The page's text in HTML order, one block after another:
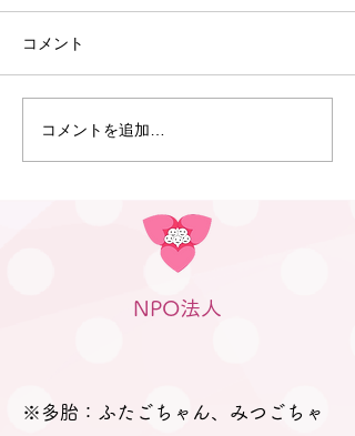
7月9日、Webおしゃべり会を
ふたごママ・パパ・プレママ
が参加されました。 今回も、
間に参加のパパなどが参加さ
れました。 「聞きたいことは
ふたごの妊娠、ましてや初め
経て多胎育児真っ最中のパパ
コメント
コメントを追加…
NPO法人
※多胎：ふたごちゃん、みつごちゃ